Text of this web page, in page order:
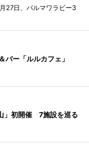
27日、パルマワラビー3
バー「ルルカフェ」
」初開催 7施設を巡る